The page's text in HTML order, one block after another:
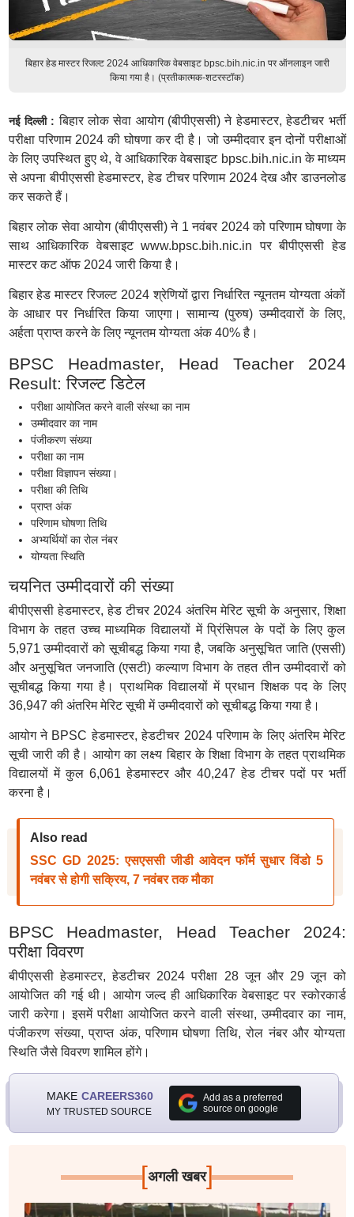
बिहार हेड मास्टर रिजल्ट 2024 आधिकारिक वेबसाइट bpsc.bih.nic.in पर ऑनलाइन जारी
किया गया है। (प्रतीकात्मक-शटरस्टॉक)
नई दिल्ली :बिहार लोक सेवा आयोग (बीपीएससी) ने हेडमास्टर, हेडटीचर भर्ती
परीक्षा परिणाम 2024 की घोषणा कर दी है। जो उम्मीदवार इन दोनों परीक्षाओं
के लिए उपस्थित हुए थे, वे आधिकारिक वेबसाइट bpsc.bih.nic.in के माध्यम
से अपना बीपीएससी हेडमास्टर, हेड टीचर परिणाम 2024 देख और डाउनलोड
कर सकते हैं।
बिहार लोक सेवा आयोग (बीपीएससी) ने 1 नवंबर 2024 को परिणाम घोषणा के
साथ आधिकारिक वेबसाइट www.bpsc.bih.nic.in पर बीपीएससी हेड
मास्टर कट ऑफ 2024 जारी किया है।
बिहार हेड मास्टर रिजल्ट 2024 श्रेणियों द्वारा निर्धारित न्यूनतम योग्यता अंकों
के आधार पर निर्धारित किया जाएगा। सामान्य (पुरुष) उम्मीदवारों के लिए,
अर्हता प्राप्त करने के लिए न्यूनतम योग्यता अंक 40% है।
BPSC Headmaster, Head Teacher 2024
Result: रिजल्ट डिटेल
परीक्षा आयोजित करने वाली संस्था का नाम
उम्मीदवार का नाम
पंजीकरण संख्या
परीक्षा का नाम
परीक्षा विज्ञापन संख्या।
परीक्षा की तिथि
प्राप्त अंक
परिणाम घोषणा तिथि
अभ्यर्थियों का रोल नंबर
योग्यता स्थिति
चयनित उम्मीदवारों की संख्या
बीपीएससी हेडमास्टर, हेड टीचर 2024 अंतरिम मेरिट सूची के अनुसार, शिक्षा
विभाग के तहत उच्च माध्यमिक विद्यालयों में प्रिंसिपल के पदों के लिए कुल
5,971 उम्मीदवारों को सूचीबद्ध किया गया है, जबकि अनुसूचित जाति (एससी)
और अनुसूचित जनजाति (एसटी) कल्याण विभाग के तहत तीन उम्मीदवारों को
सूचीबद्ध किया गया है। प्राथमिक विद्यालयों में प्रधान शिक्षक पद के लिए
36,947 की अंतरिम मेरिट सूची में उम्मीदवारों को सूचीबद्ध किया गया है।
आयोग ने BPSC हेडमास्टर, हेडटीचर 2024 परिणाम के लिए अंतरिम मेरिट
सूची जारी की है। आयोग का लक्ष्य बिहार के शिक्षा विभाग के तहत प्राथमिक
विद्यालयों में कुल 6,061 हेडमास्टर और 40,247 हेड टीचर पदों पर भर्ती
करना है।
Also read
SSC GD 2025: एसएससी जीडी आवेदन फॉर्म सुधार विंडो 5
नवंबर से होगी सक्रिय, 7 नवंबर तक मौका
BPSC Headmaster, Head Teacher 2024:
परीक्षा विवरण
बीपीएससी हेडमास्टर, हेडटीचर 2024 परीक्षा 28 जून और 29 जून को
आयोजित की गई थी। आयोग जल्द ही आधिकारिक वेबसाइट पर स्कोरकार्ड
जारी करेगा। इसमें परीक्षा आयोजित करने वाली संस्था, उम्मीदवार का नाम,
पंजीकरण संख्या, प्राप्त अंक, परिणाम घोषणा तिथि, रोल नंबर और योग्यता
स्थिति जैसे विवरण शामिल होंगे।
MAKE CAREERS360
MY TRUSTED SOURCE
Add as a preferred
source on google
[अगली खबर]